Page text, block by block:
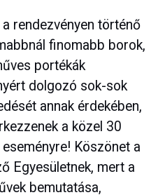
rendezvényen történő
finomabb borok,
portékák
dolgozó sok-sok
annak érdekében,
a közel 30
Köszönet a
Egyesületnek, mert a
bemutatása,